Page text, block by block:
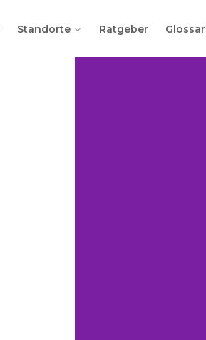
Standorte Ratgeber Glossar